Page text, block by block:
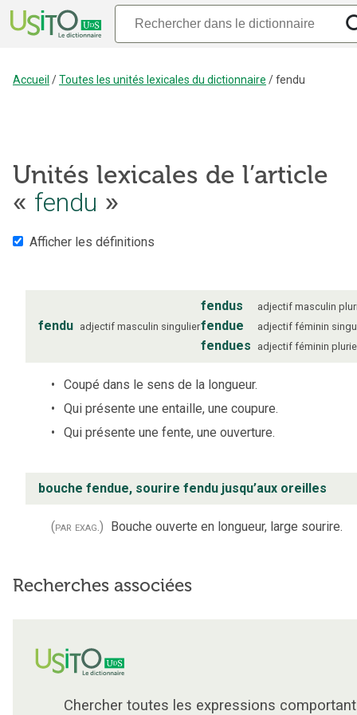
Accueil /Toutes les unités lexicales du dictionnaire /fendu
Unités lexicales de l’article
« fendu »
Afficher les définitions
fendu adjectif masculin singulier
fendus adjectif masculin
fendue adjectif féminin
fendues adjectif féminin
Coupé dans le sens de la longueur.
Qui présente une entaille, une coupure.
Qui présente une fente, une ouverture.
bouche fendue, sourire fendu jusqu’aux oreilles
(par exag.) Bouche ouverte en longueur, large sourire.
Recherches associées
Chercher toutes les expressions